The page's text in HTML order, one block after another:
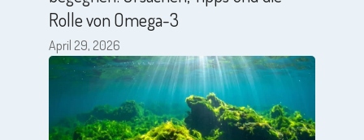
Rolle von Omega-3
April 29, 2026